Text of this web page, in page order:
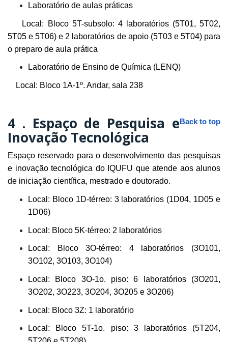
Laboratório de aulas práticas
Local: Bloco 5T-subsolo: 4 laboratórios (5T01, 5T02,
5T05 e 5T06) e 2 laboratórios de apoio (5T03 e 5T04) para
o preparo de aula prática
Laboratório de Ensino de Química (LENQ)
Local: Bloco 1A-1º. Andar, sala 238
Back to top
4 . Espaço de Pesquisa e
Inovação Tecnológica
Espaço reservado para o desenvolvimento das pesquisas
e inovação tecnológica do IQUFU que atende aos alunos
de iniciação científica, mestrado e doutorado.
Local: Bloco 1D-térreo: 3 laboratórios (1D04, 1D05 e
1D06)
Local: Bloco 5K-térreo: 2 laboratórios
Local: Bloco 3O-térreo: 4 laboratórios (3O101,
3O102, 3O103, 3O104)
Local: Bloco 3O-1o. piso: 6 laboratórios (3O201,
3O202, 3O223, 3O204, 3O205 e 3O206)
Local: Bloco 3Z: 1 laboratório
Local: Bloco 5T-1o. piso: 3 laboratórios (5T204,